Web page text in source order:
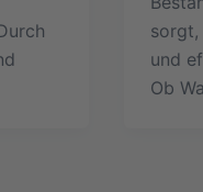
sorgt,
und
Ob